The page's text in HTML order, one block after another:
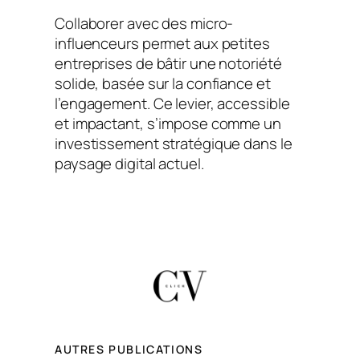
Collaborer avec des micro-
influenceurs permet aux petites
entreprises de bâtir une notoriété
solide, basée sur la confiance et
l’engagement. Ce levier, accessible
et impactant, s’impose comme un
investissement stratégique dans le
paysage digital actuel.
AUTRES PUBLICATIONS